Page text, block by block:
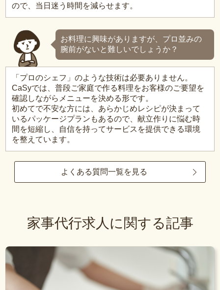
ので、当日迷う時間を減らせます。
お料理に興味がありますが、プロ並みの
腕前がないと難しいでしょうか？
「プロのシェフ」のような技術は必要ありません。
CaSyでは、普段ご家庭で作る料理をお客様のご要望を
確認しながらメニューを決める形です。
初めてで不安な方には、あらかじめレシピが決まって
いるパッケージプランもあるので、献立作りに悩む時
間を短縮し、自信を持ってサービスを提供できる環境
を整えています。
よくある質問一覧を見る
家事代行求人に関する記事